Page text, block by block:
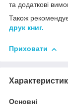
та додаткові
Також
друк книг.
Приховати
Основні